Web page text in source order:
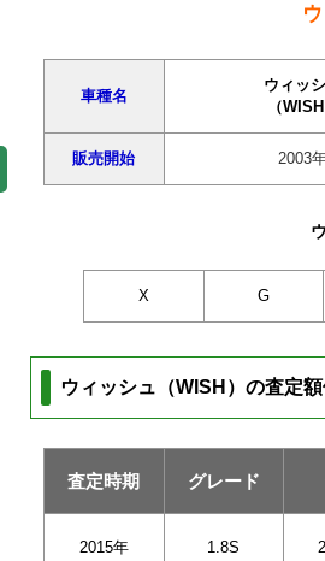
車種名
ウィッ
（WISH
販売開始 2003
X G
ウィッシュ（WISH）の査定額
査定時期 グレード
2015年 1.8S